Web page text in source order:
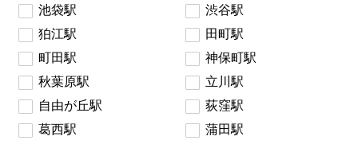
池袋駅
渋谷駅
狛江駅
田町駅
町田駅
神保町駅
秋葉原駅
立川駅
自由が丘駅
荻窪駅
葛西駅
蒲田駅